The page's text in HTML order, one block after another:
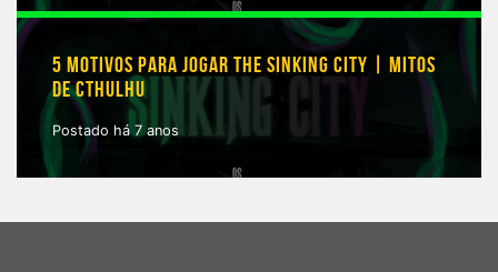
5 MOTIVOS PARA JOGAR THE SINKING CITY | MITOS
DE CTHULHU
Postado há 7 anos